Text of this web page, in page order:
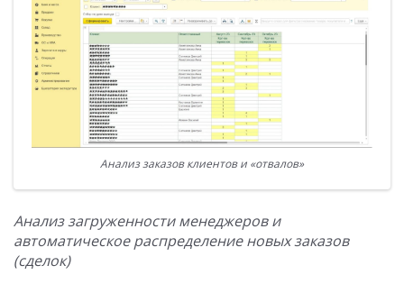
Анализ заказов клиентов и «отвалов»
Анализ загруженности менеджеров и
автоматическое распределение новых заказов
(сделок)